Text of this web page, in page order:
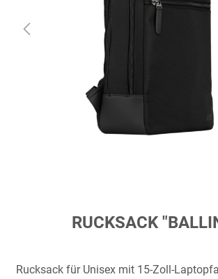
springen
RUCKSACK
Rucksack für Unisex mit 15-Zoll-